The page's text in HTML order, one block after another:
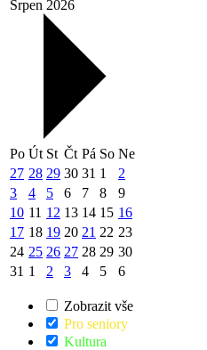
Srpen 2026
Po Út St Čt Pá So Ne
27 28 29 30 31 1
2
3
4 5 6 7 8
9
10 11 12 13 14 15 16
17 18 19 20 21 22 23
24 25 26 27 28 29 30
31 1 2 3 4 5 6
Zobrazit vše
Pro seniory
Kultura